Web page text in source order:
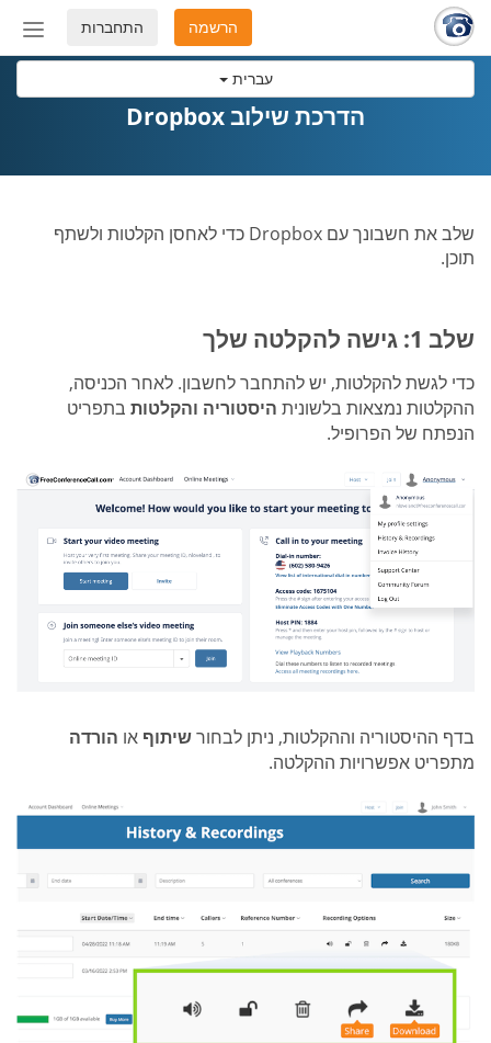
עברית
מצב
התחברות הרשמה
הדרכת שילוב Dropbox
שלב את חשבונך עם Dropbox כדי לאחסן הקלטות ולשתף
תוכן.
שלב 1: גישה להקלטה שלך
כדי לגשת להקלטות, יש להתחבר לחשבון. לאחר הכניסה,
ההקלטות נמצאות בלשונית היסטוריה והקלטות בתפריט
הנפתח של הפרופיל.
בדף ההיסטוריה וההקלטות, ניתן לבחורשיתוף או הורדה
מתפריט אפשרויות ההקלטה.